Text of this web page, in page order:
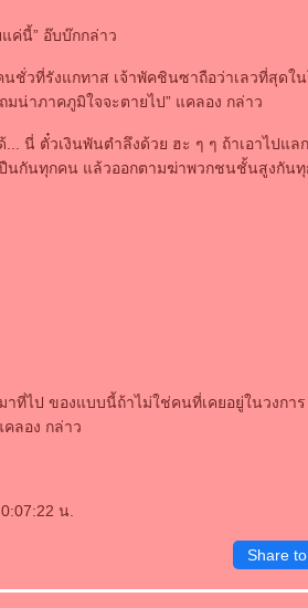
แค่นี้” อ๊บบ๊กกล่าว
นชั่วที่รังแกทาส เจ้าพัคชินซาถือว่าเลวที่สุดใ
น่าภาคภูมิใจจะตายไป” แคลอง กล่าว
นี่ ตั๋วเงินพันตำลึงด้วย ฮะ ๆ ๆ ถ้าเอาไปแล
นกันทุกคน แล้วออกตามฆ่าพวกชนชั้นสูงกันทุ
ที่ไป ของแบบนี้ถ้าไม่ใช่คนที่เคยอยู่ในวงกา
คลอง กล่าว
น.
Share